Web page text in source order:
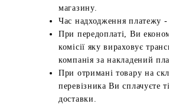
магазину.
Час надходження платежу
При передоплаті, Ви
комісії яку вираховує
компанія за накладений
При отримані товару на
перевізника Ви сплачуєте
доставки.